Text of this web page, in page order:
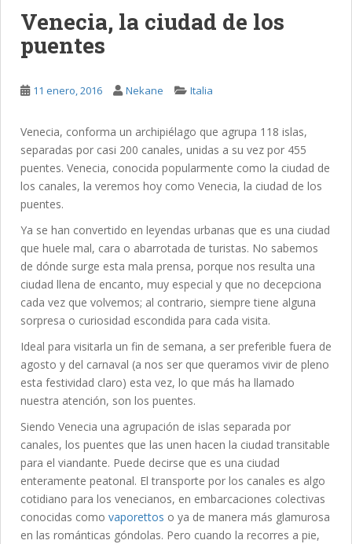
Venecia, la ciudad de los
puentes
11 enero, 2016 Nekane Italia
Venecia, conforma un archipiélago que agrupa 118 islas,
separadas por casi 200 canales, unidas a su vez por 455
puentes. Venecia, conocida popularmente como la ciudad de
los canales, la veremos hoy como Venecia, la ciudad de los
puentes.
Ya se han convertido en leyendas urbanas que es una ciudad
que huele mal, cara o abarrotada de turistas. No sabemos
de dónde surge esta mala prensa, porque nos resulta una
ciudad llena de encanto, muy especial y que no decepciona
cada vez que volvemos; al contrario, siempre tiene alguna
sorpresa o curiosidad escondida para cada visita.
Ideal para visitarla un fin de semana, a ser preferible fuera de
agosto y del carnaval (a nos ser que queramos vivir de pleno
esta festividad claro) esta vez, lo que más ha llamado
nuestra atención, son los puentes.
Siendo Venecia una agrupación de islas separada por
canales, los puentes que las unen hacen la ciudad transitable
para el viandante. Puede decirse que es una ciudad
enteramente peatonal. El transporte por los canales es algo
cotidiano para los venecianos, en embarcaciones colectivas
conocidas como vaporettos o ya de manera más glamurosa
en las románticas góndolas. Pero cuando la recorres a pie,